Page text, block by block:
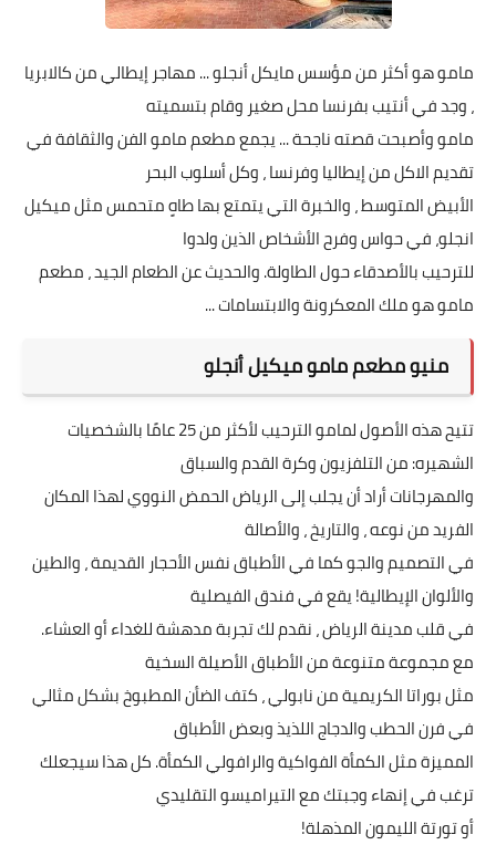
مامو هو أكثر من مؤسس مايكل أنجلو ... مهاجر إيطالي من كالابريا
، وجد في أنتيب بفرنسا محل صغير وقام بتسميته
مامو وأصبحت قصته ناجحة ... يجمع مطعم مامو الفن والثقافة في
تقديم الاكل من إيطاليا وفرنسا ، وكل أسلوب البحر
الأبيض المتوسط ، والخبرة التي يتمتع بها طاهٍ متحمس مثل ميكيل
انجلو، في حواس وفرح الأشخاص الذين ولدوا
للترحيب بالأصدقاء حول الطاولة. والحديث عن الطعام الجيد ، مطعم
مامو هو ملك المعكرونة والابتسامات ...
منيو مطعم مامو ميكيل أنجلو
تتيح هذه الأصول لمامو الترحيب لأكثر من 25 عامًا بالشخصيات
الشهيره: من التلفزيون وكرة القدم والسباق
والمهرجانات أراد أن يجلب إلى الرياض الحمض النووي لهذا المكان
الفريد من نوعه ، والتاريخ ، والأصالة
في التصميم والجو كما في الأطباق نفس الأحجار القديمة ، والطين
والألوان الإيطالية! يقع في فندق الفيصلية
في قلب مدينة الرياض ، نقدم لك تجربة مدهشة للغداء أو العشاء.
مع مجموعة متنوعة من الأطباق الأصيلة السخية
مثل بوراتا الكريمية من نابولي ، كتف الضأن المطبوخ بشكل مثالي
في فرن الحطب والدجاج اللذيذ وبعض الأطباق
المميزة مثل الكمأة الفواكية والرافولي الكمأة. كل هذا سيجعلك
ترغب في إنهاء وجبتك مع التيراميسو التقليدي
أو تورتة الليمون المذهلة!